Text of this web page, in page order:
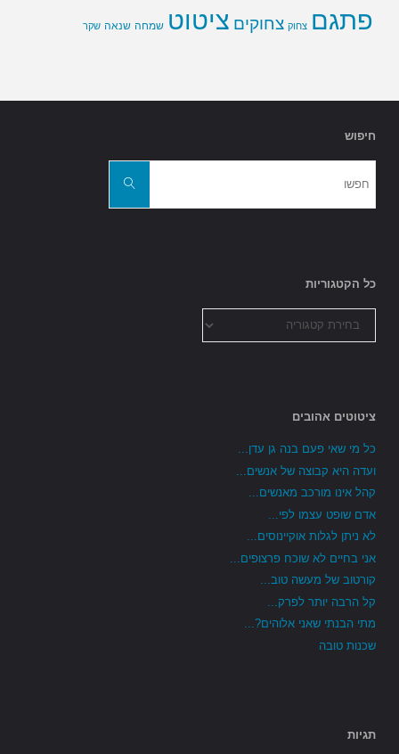
פתגם צחוק צחוקים ציטוט שמחה שנאה שקר
חיפוש
חפשו
כל הקטגוריות
הקטגוריות
ציטוטים אהובים
כל מי שאי פעם בנה גן עדן...
ועדה היא קבוצה של אנשים...
קהל אינו מורכב מאנשים...
אדם שופט עצמו לפי...
לא ניתן לגלות אוקיינוסים...
אני בחיים לא שוכח פרצופים...
קורטוב של מעשה טוב...
קל הרבה יותר לפרק...
מתי הבנתי שאני אלוהים?...
שכנות טובה
תגיות